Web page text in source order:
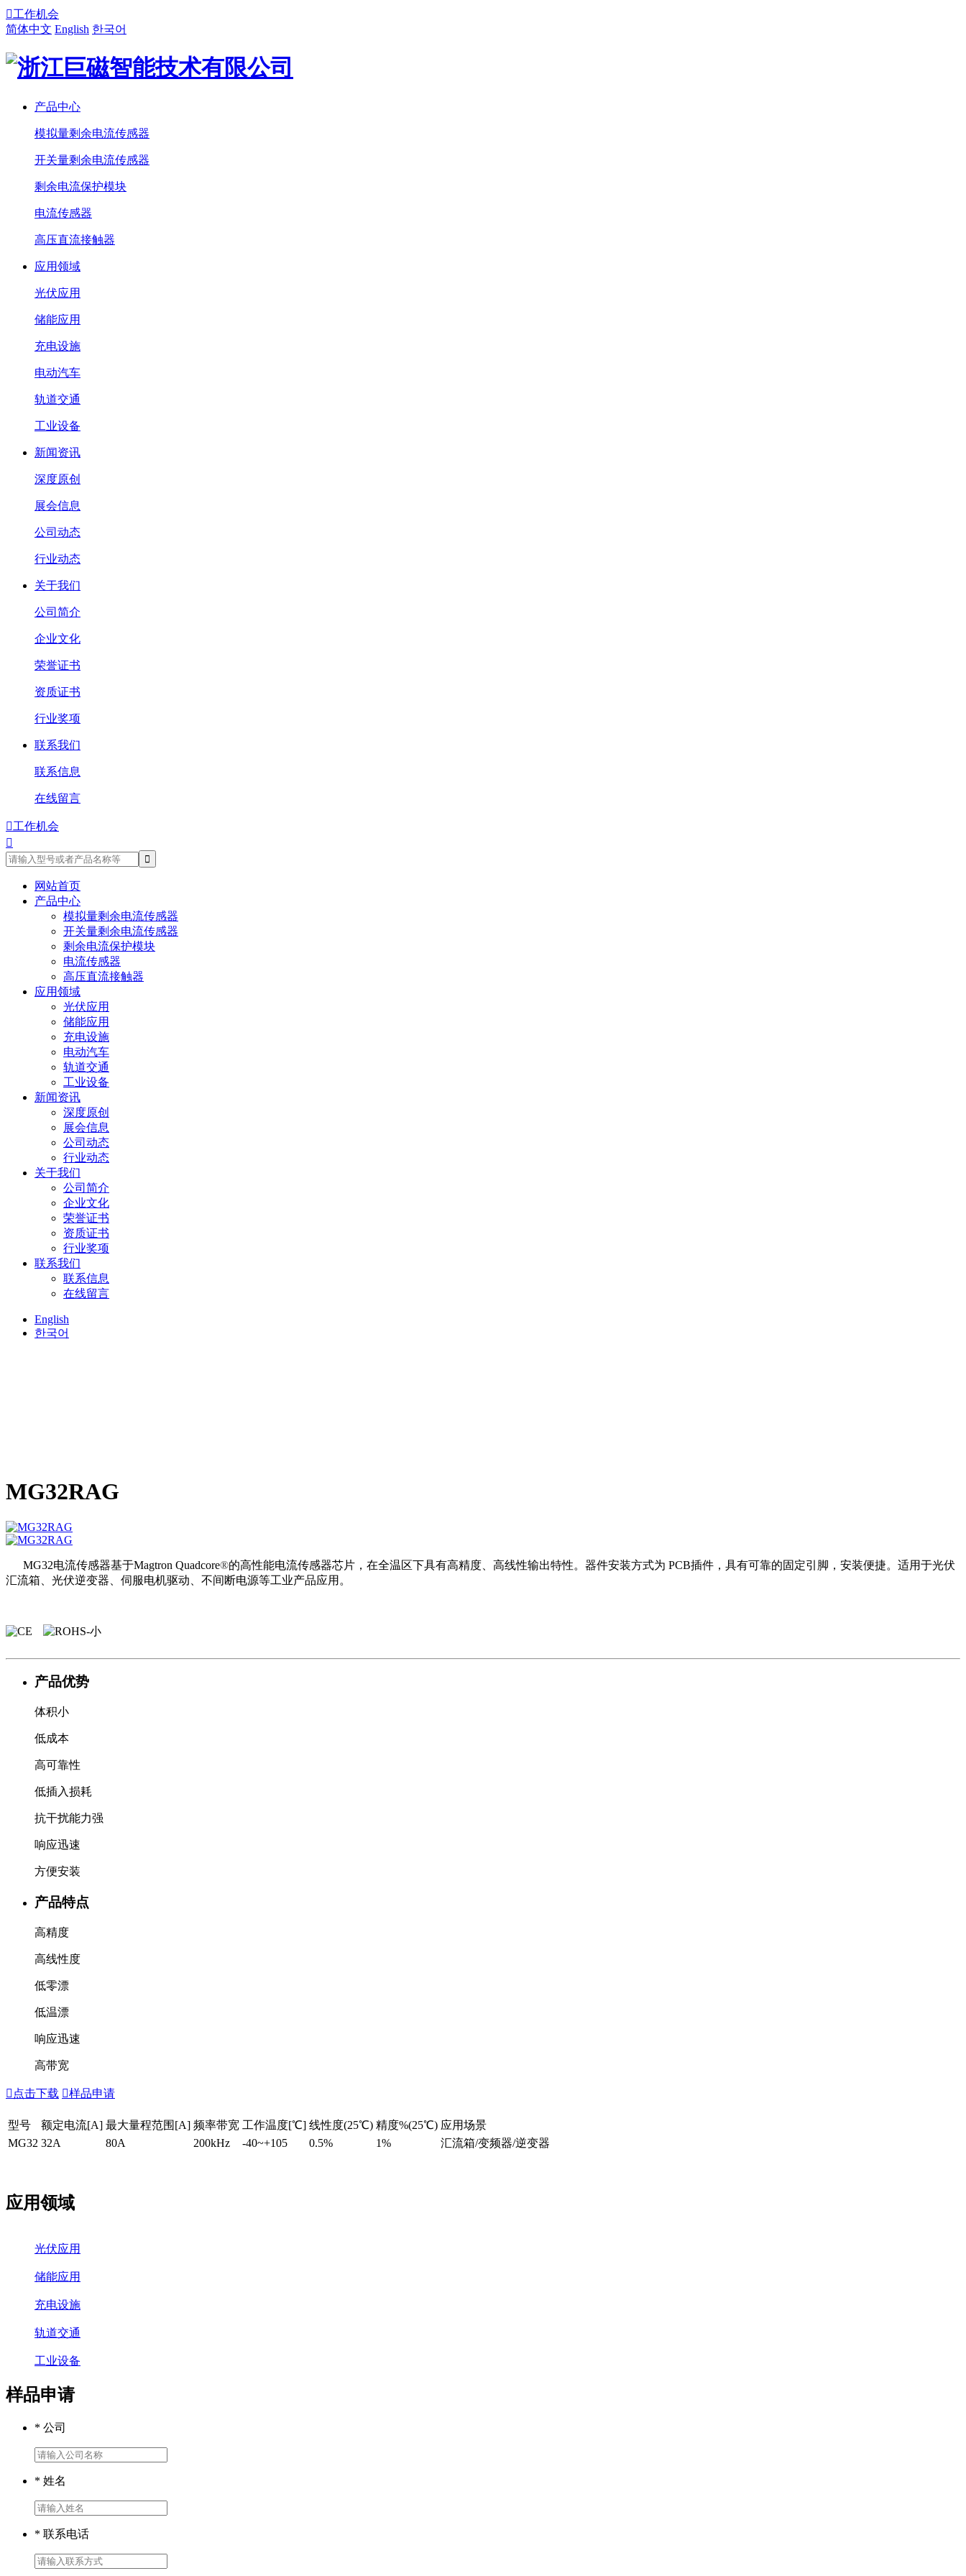
工作机会
简体中文 English 한국어
产品中心
模拟量剩余电流传感器
开关量剩余电流传感器
剩余电流保护模块
电流传感器
高压直流接触器
应用领域
光伏应用
储能应用
充电设施
电动汽车
轨道交通
工业设备
新闻资讯
深度原创
展会信息
公司动态
行业动态
关于我们
公司简介
企业文化
荣誉证书
资质证书
行业奖项
联系我们
联系信息
在线留言
工作机会

网站首页
产品中心
模拟量剩余电流传感器
开关量剩余电流传感器
剩余电流保护模块
电流传感器
高压直流接触器
应用领域
光伏应用
储能应用
充电设施
电动汽车
轨道交通
工业设备
新闻资讯
深度原创
展会信息
公司动态
行业动态
关于我们
公司简介
企业文化
荣誉证书
资质证书
行业奖项
联系我们
联系信息
在线留言
English
한국어
MG32RAG
MG32电流传感器基于Magtron Quadcore®的高性能电流传感器芯片，在全温区下具有高精度、高线性输出特性。器件安装方式为 PCB插件，具有可靠的固定引脚，安装便捷。适用于光伏
汇流箱、光伏逆变器、伺服电机驱动、不间断电源等工业产品应用。
产品优势
体积小
低成本
高可靠性
低插入损耗
抗干扰能力强
响应迅速
方便安装
产品特点
高精度
高线性度
低零漂
低温漂
响应迅速
高带宽
 点击下载 样品申请
型号 额定电流[A] 最大量程范围[A] 频率带宽 工作温度[℃] 线性度(25℃) 精度%(25℃) 应用场景
MG32 32A 80A 200kHz -40~+105 0.5% 1% 汇流箱/变频器/逆变器
应用领域
光伏应用
储能应用
充电设施
轨道交通
工业设备
样品申请
* 公司
* 姓名
* 联系电话